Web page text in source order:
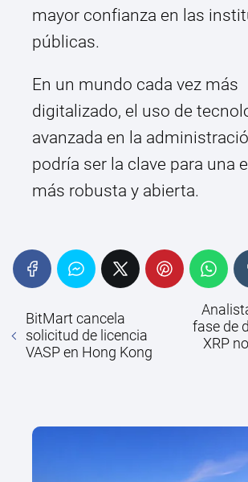
mayor confianza en las
públicas.
En un mundo cada vez más
digitalizado, el uso de
avanzada en la
podría ser la clave para una
más robusta y abierta.
BitMart cancela
solicitud de licencia
VASP en Hong Kong
fase de
XRP